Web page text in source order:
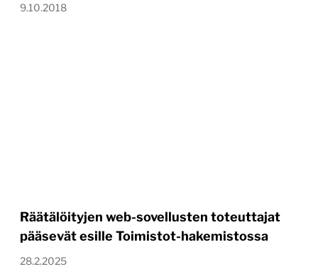
9.10.2018
Räätälöityjen web-sovellusten toteuttajat
pääsevät esille Toimistot-hakemistossa
28.2.2025